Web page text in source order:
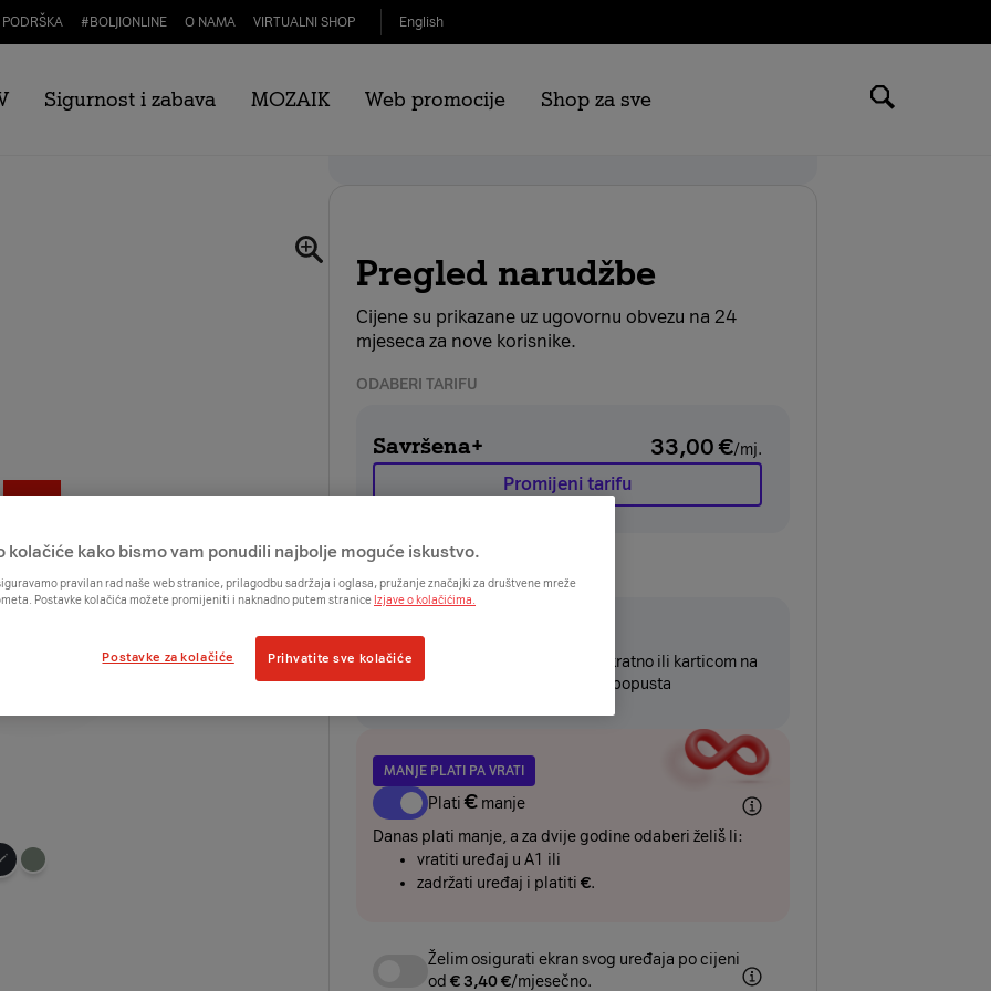
PODRŠKA #BOLJIONLINE O NAMA VIRTUALNI SHOP English
Sigurnost i zabava MOZAIK Web promocije Shop za sve
5G crni
Odaberite
Pregled narudžbe
Cijene su prikazane uz ugovornu obvezu na 24
mjeseca za nove korisnike.
ODABERI TARIFU
Savršena+ 33,00€/mj.
Promijeni tarifu
UREĐAJ
€odmah
Želim uređaj platiti jednokratno ili karticom na
popusta
MANJE PLATI PA VRATI
Plati€ manje
Danas plati manje, a za dvije godine odaberi želiš li:
vratiti uređaj u A1 ili
zadržati uređaj i platiti €.
Želim osigurati ekran svog uređaja po cijeni
od € 3,40€/mjesečno.
kolačiće kako bismo vam ponudili najbolje moguće iskustvo.
pravilan rad naše web stranice, prilagodbu sadržaja i oglasa, pružanje značajki za društvene mreže
Postavke kolačića možete promijeniti i naknadno putem stranice Izjave o kolačićima.
Postavke za kolačiće Prihvatite sve kolačiće